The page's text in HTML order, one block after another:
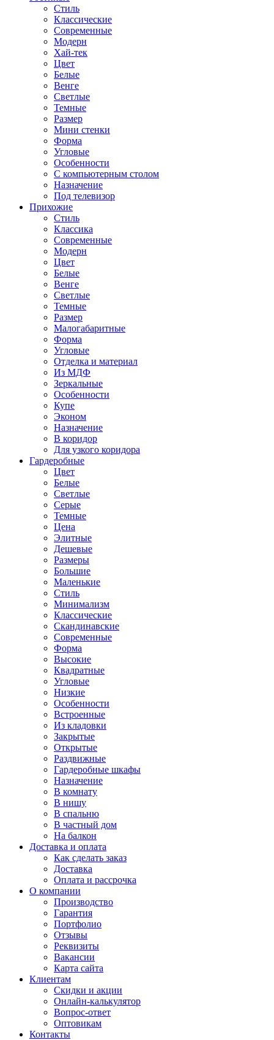
Стиль
Классические
Современные
Модерн
Хай-тек
Цвет
Белые
Венге
Светлые
Темные
Размер
Мини стенки
Форма
Угловые
Особенности
С компьютерным столом
Назначение
Под телевизор
Прихожие
Стиль
Классика
Современные
Модерн
Цвет
Белые
Венге
Светлые
Темные
Размер
Малогабаритные
Форма
Угловые
Отделка и материал
Из МДФ
Зеркальные
Особенности
Купе
Эконом
Назначение
В коридор
Для узкого коридора
Гардеробные
Цвет
Белые
Светлые
Серые
Темные
Цена
Элитные
Дешевые
Размеры
Большие
Маленькие
Стиль
Минимализм
Классические
Скандинавские
Современные
Форма
Высокие
Квадратные
Угловые
Низкие
Особенности
Встроенные
Из кладовки
Закрытые
Открытые
Раздвижные
Гардеробные шкафы
Назначение
В комнату
В нишу
В спальню
В частный дом
На балкон
Доставка и оплата
Как сделать заказ
Доставка
Оплата и рассрочка
О компании
Производство
Гарантия
Портфолио
Отзывы
Реквизиты
Вакансии
Карта сайта
Клиентам
Скидки и акции
Онлайн-калькулятор
Вопрос-ответ
Оптовикам
Контакты